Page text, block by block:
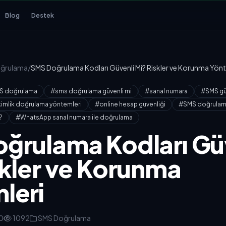
Blog Destek
/SMS Doğrulama Kodları Güvenli Mi? Riskler ve Korunma
doğrulama #sms doğrulama güvenli mi #sanal numara
#SMS
doğrulama yöntemleri
#online hesap güvenliği
#SMS
#WhatsApp sanal numara ile doğrulama
Kodları
ve Korunma
1092 SMS Doğrulama